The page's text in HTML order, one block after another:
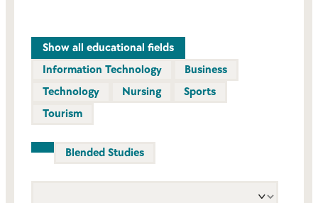
Show all educational fields
Information Technology
Business
Technology
Nursing
Sports
Tourism
Blended Studies